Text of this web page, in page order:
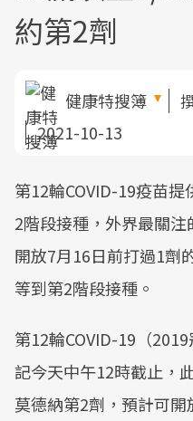
約第2劑
健康特搜簿
2021-10-13
第12輪COVID-19疫苗
2階段接種，外界最關
開放7月16日前打過1劑
等到第2階段接種。
第12輪COVID-19（
記今天中午12時截止，
莫德納第2劑，預計可